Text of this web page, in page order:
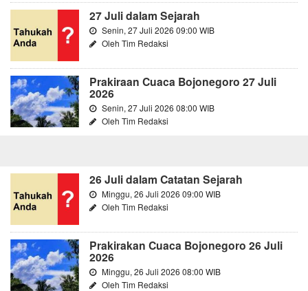
27 Juli dalam Sejarah
Senin, 27 Juli 2026 09:00 WIB
Oleh Tim Redaksi
Prakiraan Cuaca Bojonegoro 27 Juli
2026
Senin, 27 Juli 2026 08:00 WIB
Oleh Tim Redaksi
26 Juli dalam Catatan Sejarah
Minggu, 26 Juli 2026 09:00 WIB
Oleh Tim Redaksi
Prakirakan Cuaca Bojonegoro 26 Juli
2026
Minggu, 26 Juli 2026 08:00 WIB
Oleh Tim Redaksi